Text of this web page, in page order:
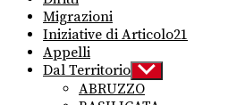
Migrazioni
Iniziative di Articolo21
Appelli
Dal Territorio Show
sub
menu
ABRUZZO